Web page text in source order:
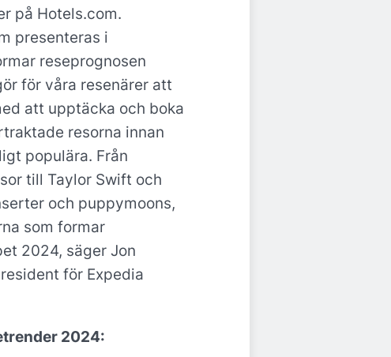
på Hotels.com.
presenteras i
reseprognosen
för våra resenärer att
att upptäcka och boka
resorna innan
populära. Från
till Taylor Swift och
och puppymoons,
som formar
2024, säger Jon
för Expedia
2024: